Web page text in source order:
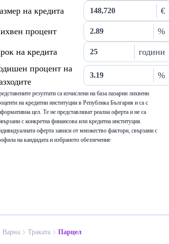
на кредита €
процент %
на кредита
години
процент на
%
резултати са изчислени на база пазарни лихвени
на кредитни институции в Република България и са с
цел. Те не представляват реална оферта и не са
с конкретна финансова или кредитна институция.
оферта зависи от множество фактори, свързани с
на кандидата и избраното обезпечение
Варна Траката Парцел